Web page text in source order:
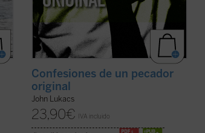
Confesiones de un pecador
original
John Lukacs
23,90€ IVA incluido